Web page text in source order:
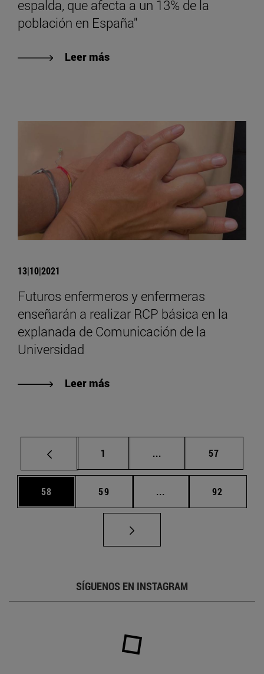
espalda, que afecta a un 13% de la
población en España"
Leer más
13|10|2021
Futuros enfermeros y enfermeras
enseñarán a realizar RCP básica en la
explanada de Comunicación de la
Universidad
Leer más
Página
1 ... Páginas intermedias
Página
57
Página
58 Página
59 ... Páginas intermedias
Página
92
SÍGUENOS EN INSTAGRAM